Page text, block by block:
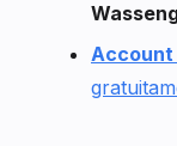
Account